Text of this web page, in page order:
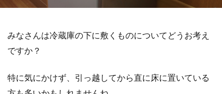
みなさんは冷蔵庫の下に敷くものについてどうお考え
ですか？
特に気にかけず、引っ越してから直に床に置いている